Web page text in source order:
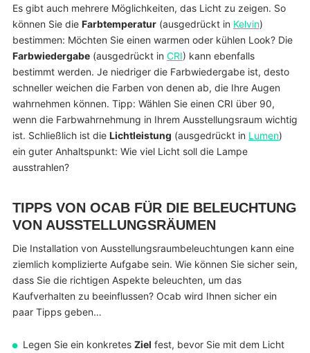
Es gibt auch mehrere Möglichkeiten, das Licht zu zeigen. So
können Sie die Farbtemperatur(ausgedrückt in Kelvin)
bestimmen: Möchten Sie einen warmen oder kühlen Look? Die
Farbwiedergabe(ausgedrückt in CRI) kann ebenfalls
bestimmt werden. Je niedriger die Farbwiedergabe ist, desto
schneller weichen die Farben von denen ab, die Ihre Augen
wahrnehmen können. Tipp: Wählen Sie einen CRI über 90,
wenn die Farbwahrnehmung in Ihrem Ausstellungsraum wichtig
ist. Schließlich ist die Lichtleistung (ausgedrückt in Lumen)
ein guter Anhaltspunkt: Wie viel Licht soll die Lampe
ausstrahlen?
TIPPS VON OCAB FÜR DIE BELEUCHTUNG
VON AUSSTELLUNGSRÄUMEN
Die Installation von Ausstellungsraumbeleuchtungen kann eine
ziemlich komplizierte Aufgabe sein. Wie können Sie sicher sein,
dass Sie die richtigen Aspekte beleuchten, um das
Kaufverhalten zu beeinflussen? Ocab wird Ihnen sicher ein
paar Tipps geben…
Legen Sie ein konkretes Ziel fest, bevor Sie mit dem Licht